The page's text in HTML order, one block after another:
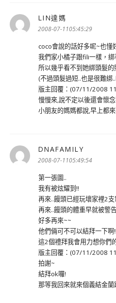
LIN達媽
示:
2008-07-1105:45:29
coco會說的話好多呢~也懂
我們家小橘子跟fili一樣，
所以幾乎看不到她綁頭髮的
(不過頭髮過短..也是很難綁
版主回覆：(07/11/2008
慢慢來,說不定以後還會懷
小朋友的媽媽都說,早上都
DNAFAMILY
示:
2008-07-1105:49:54
第一張圖..
我有被炫耀到!!
再來..饅頭已經玩壞家裡2支
再來..饅頭的體重早就被警
好多再來~~
他們倆可不可以結拜一下啊
這2個禮拜我會用力想你們
版主回覆：(07/11/2008
拍謝~
結拜ok囉!
那等我回來就來個義結金蘭